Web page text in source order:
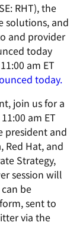
RHT), the
solutions, and
and provider
today
am ET
today.
join us for a
am ET
president and
Red Hat, and
Strategy,
session will
be
sent to
via the